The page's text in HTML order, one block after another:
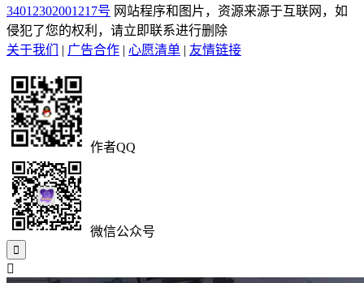
34012302001217号 网站程序和图片，资源来源于互联网，如
侵犯了您的权利，请立即联系进行删除
关于我们
| 广告合作 | 心愿清单 | 友情链接
作者QQ
微信公众号